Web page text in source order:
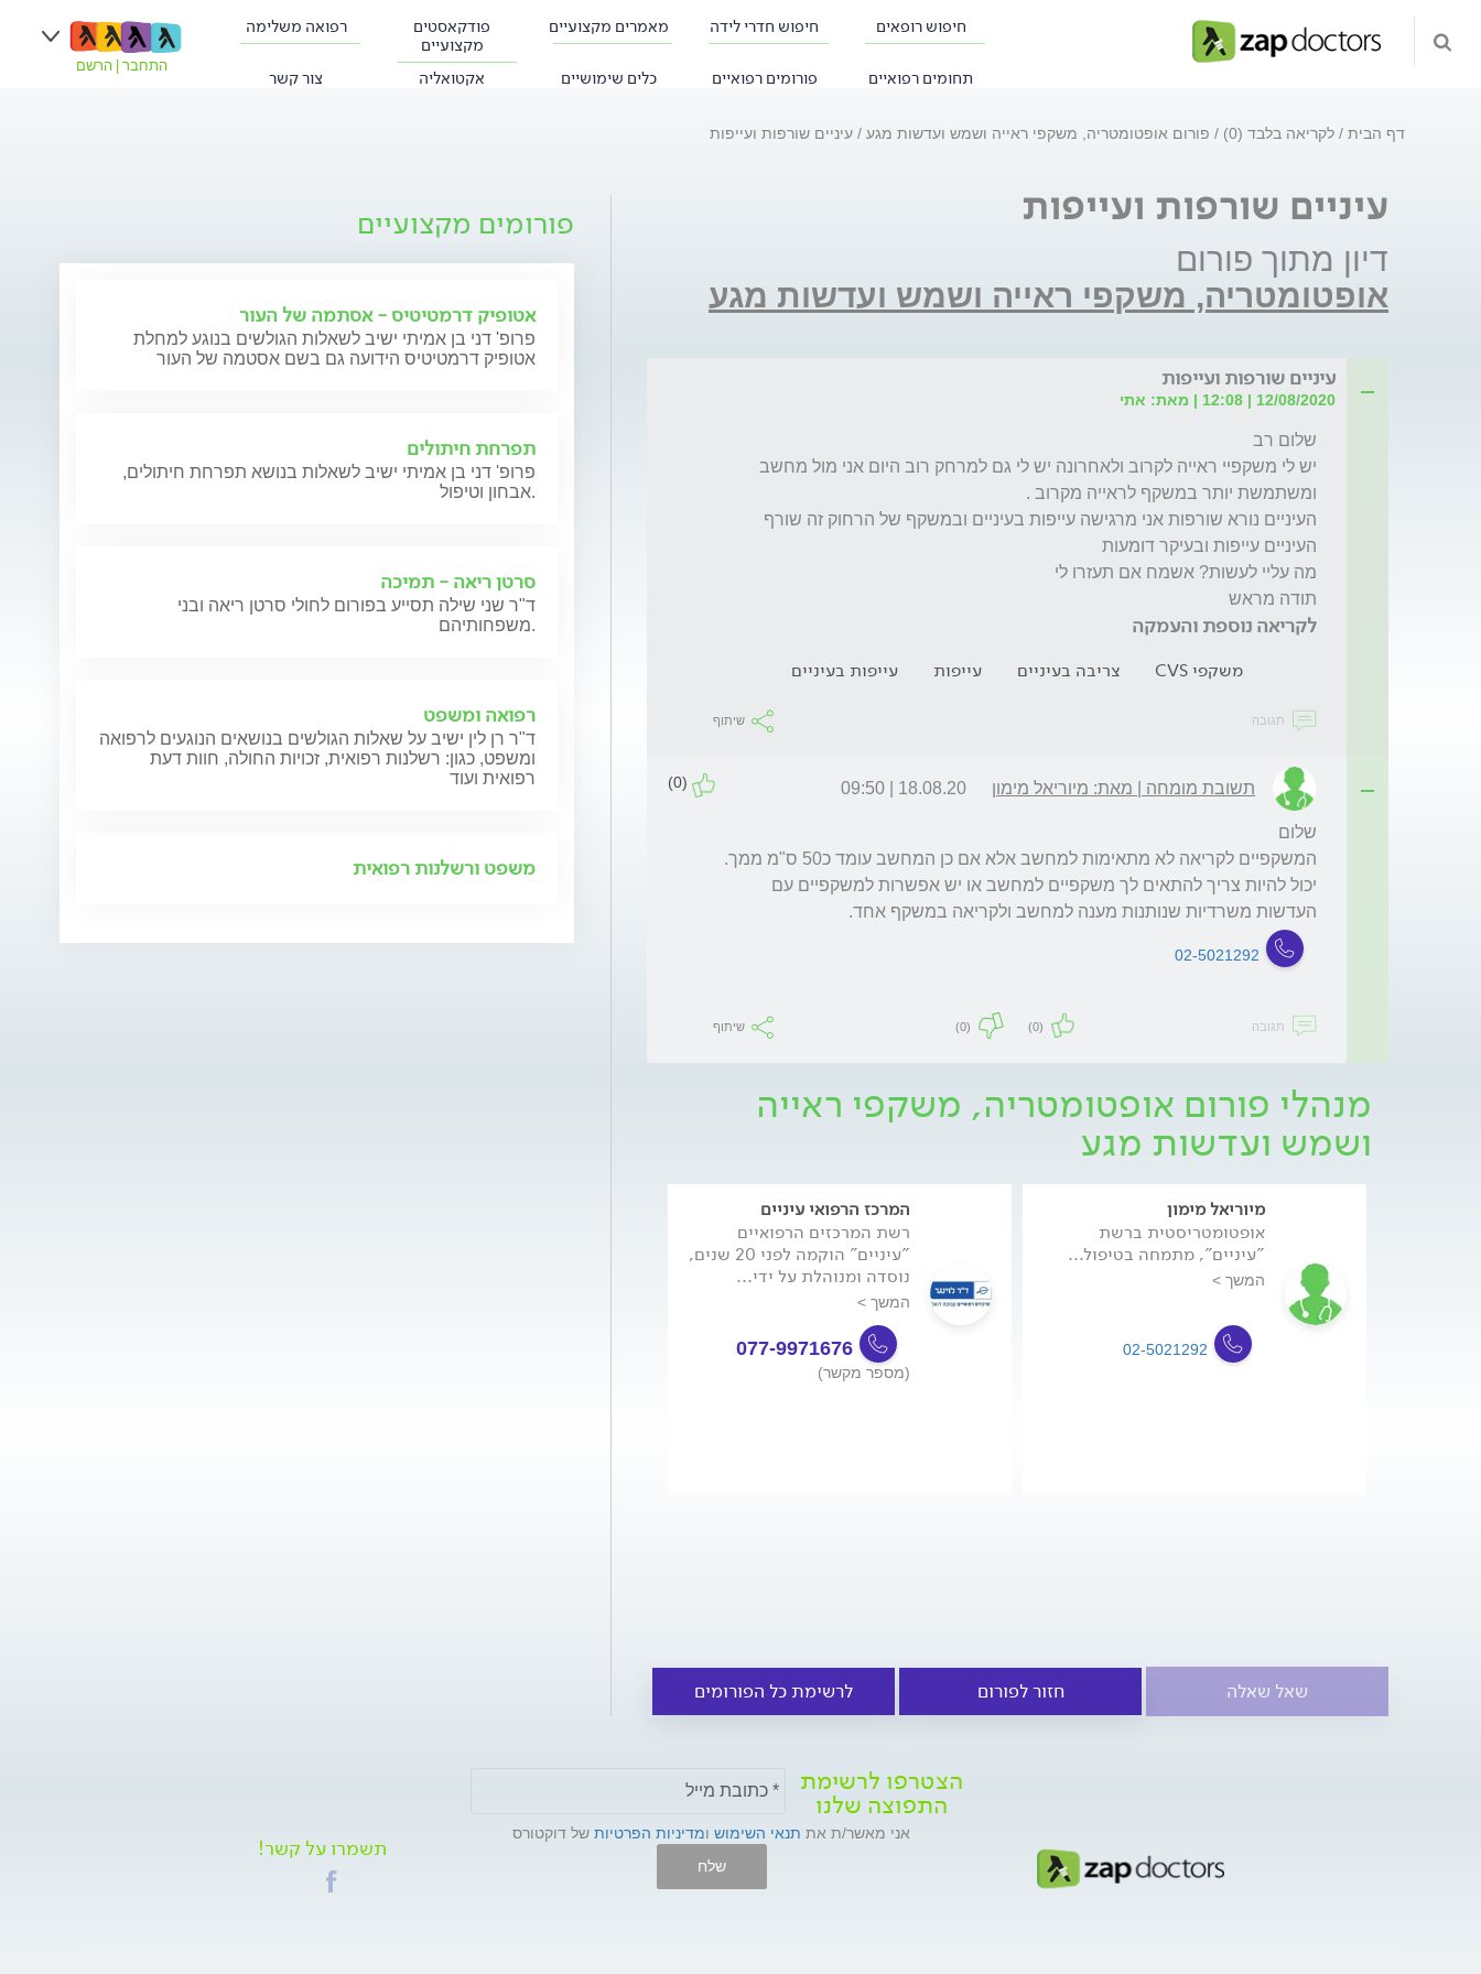
חיפוש רופאים חיפוש חדרי לידה מאמרים מקצועיים
פודקאסטים
מקצועיים
רפואה משלימה
תחומים רפואיים פורומים רפואיים כלים שימושיים אקטואליה צור קשר
התחבר הרשם
דף הבית לקריאה בלבד (0) פורום אופטומטריה, משקפי ראייה ושמש ועדשות מגע עיניים שורפות ועייפות
עיניים שורפות ועייפות
דיון מתוך פורום
אופטומטריה, משקפי ראייה ושמש ועדשות מגע
עיניים שורפות ועייפות
12/08/2020 | 12:08 | מאת: אתי
תודה מראש
לקריאה נוספת והעמקה
משקפי CVS צריבה בעיניים עייפות עייפות בעיניים
תגובה שיתוף
תשובת מומחה | מאת: מיוריאל מימון 18.08.20 | 09:50
(0)
העדשות משרדיות שנותנות מענה למחשב ולקריאה במשקף אחד.
02-5021292
תגובה (0)
(0) שיתוף
מנהלי פורום אופטומטריה, משקפי ראייה
ושמש ועדשות מגע
מיוריאל מימון
אופטומטריסטית ברשת
"עיניים", מתמחה בטיפול...
המשך >
02-5021292
המרכז הרפואי עיניים
רשת המרכזים הרפואיים
"עיניים" הוקמה לפני 20 שנים,
נוסדה ומנוהלת על ידי...
המשך >
077-9971676
(מספר מקשר)
שאל שאלה חזור לפורום לרשימת כל הפורומים
פורומים מקצועיים
אטופיק דרמטיטיס - אסתמה של העור
פרופ' דני בן אמיתי ישיב לשאלות הגולשים בנוגע למחלת
אטופיק דרמטיטיס הידועה גם בשם אסטמה של העור
תפרחת חיתולים
פרופ' דני בן אמיתי ישיב לשאלות בנושא תפרחת חיתולים,
אבחון וטיפול.
סרטן ריאה - תמיכה
ד"ר שני שילה תסייע בפורום לחולי סרטן ריאה ובני
משפחותיהם.
רפואה ומשפט
ד"ר רן לין ישיב על שאלות הגולשים בנושאים הנוגעים לרפואה
ומשפט, כגון: רשלנות רפואית, זכויות החולה, חוות דעת
רפואית ועוד
משפט ורשלנות רפואית
הצטרפו לרשימת
התפוצה שלנו
אני מאשר/ת את תנאי השימוש ומדיניות הפרטיות של דוקטורס
שלח
תשמרו על קשר!